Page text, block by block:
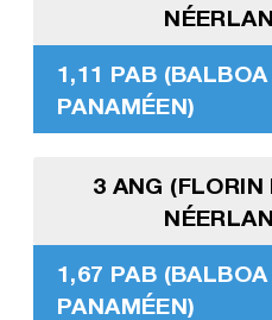
1,11 PAB (BALBOA
PANAMÉEN)
3 ANG
1,67 PAB (BALBOA
PANAMÉEN)